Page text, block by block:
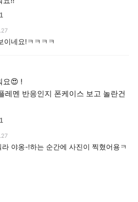
1
이네요!ㅋㅋㅋㅋ
요😍 !
레멘 반응인지 폰케이스 보고 놀란건
1
야옹-!하는 순간에 사진이 찍혔어용ㅋ